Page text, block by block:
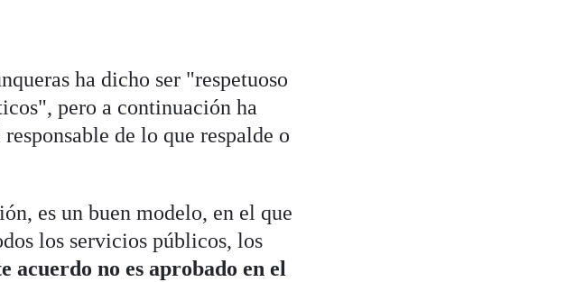
ha dicho ser "respetuoso
pero a continuación ha
de lo que respalde o
es un buen modelo, en el que
los servicios públicos, los
acuerdo no es aprobado en el